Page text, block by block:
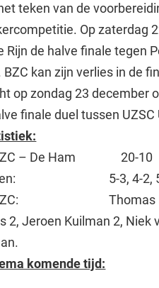
teken van de
Op zaterdag
Rijn de halve finale tegen
BZC kan zijn verlies in de
op zondag 23 december
finale duel tussen
BZC – De Ham 20-10
5-3, 4-2, 5-
BZC: Thomas Lucas
2, Jeroen Kuilman 2, Niek
komende tijd: